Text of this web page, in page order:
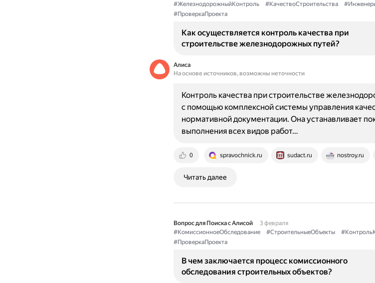
#ЖелезнодорожныйКонтроль
#КачествоСтроительства
#ПроверкаПроекта
Как осуществляется контроль качества при
строительстве железнодорожных путей?
Алиса
На основе источников, возможны неточности
0 spravochnick.ru sudact.ru nostroy.ru
Контроль качества при строительстве
с помощью комплексной системы управления
нормативной документации. Она устанавливает
выполнения всех видов работ…
Читать далее
Вопрос для Поиска с Алисой
3 февраля
#КомиссионноеОбследование
#СтроительныеОбъекты
#ПроверкаПроекта
В чем заключается процесс комиссионного
обследования строительных объектов?